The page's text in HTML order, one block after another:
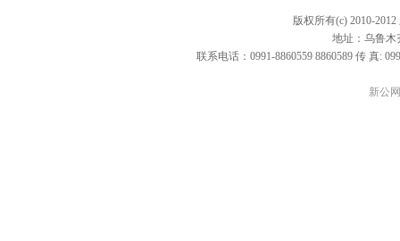
版权所有(c) 2010-
地址：乌鲁木
联系电话：0991-8860559 8860589 传 真:
新公